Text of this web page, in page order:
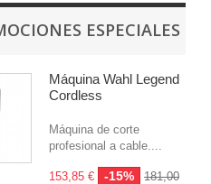
ESPECIALES
Máquina Wahl Legend
Cordless
Máquina de corte
profesional a cable....
153,85 € -15%
181,00